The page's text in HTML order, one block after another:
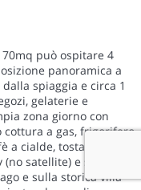
può ospitare 4
panoramica a
spiaggia e circa 1
gelaterie e
zona giorno con
cottura a gas, frigorifero
a cialde, tostapane. Il
satellite) e si affaccia
e sulla storica villa